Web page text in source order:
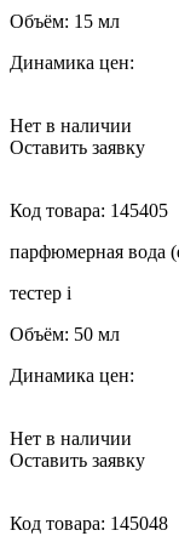
Объём: 15 мл
Динамика цен:
Нет в наличии
Оставить заявку
Код товара: 145405
парфюмерная вода
тестер i
Объём: 50 мл
Динамика цен:
Нет в наличии
Оставить заявку
Код товара: 145048